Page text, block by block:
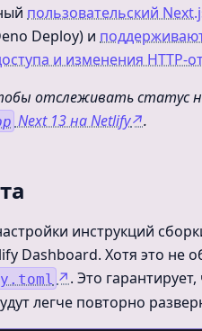
пользовательский
Deploy) и
и изменения HTTP-
отслеживать статус
Next 13 на Netlify↗.
инструкций
Dashboard. Хотя это не
↗. Это
легче повторно